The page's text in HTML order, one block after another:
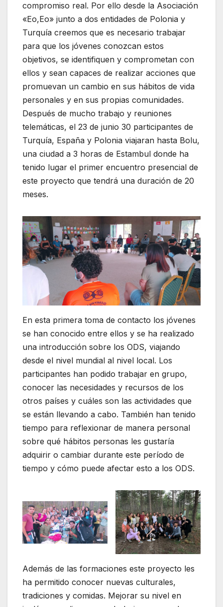
compromiso real. Por ello desde la Asociación
«Eo,Eo» junto a dos entidades de Polonia y
Turquía creemos que es necesario trabajar
para que los jóvenes conozcan estos
objetivos, se identifiquen y comprometan con
ellos y sean capaces de realizar acciones que
promuevan un cambio en sus hábitos de vida
personales y en sus propias comunidades.
Después de mucho trabajo y reuniones
telemáticas, el 23 de junio 30 participantes de
Turquía, España y Polonia viajaran hasta Bolu,
una ciudad a 3 horas de Estambul donde ha
tenido lugar el primer encuentro presencial de
este proyecto que tendrá una duración de 20
meses.
En esta primera toma de contacto los jóvenes
se han conocido entre ellos y se ha realizado
una introducción sobre los ODS, viajando
desde el nivel mundial al nivel local. Los
participantes han podido trabajar en grupo,
conocer las necesidades y recursos de los
otros países y cuáles son las actividades que
se están llevando a cabo. También han tenido
tiempo para reflexionar de manera personal
sobre qué hábitos personas les gustaría
adquirir o cambiar durante este período de
tiempo y cómo puede afectar esto a los ODS.
Además de las formaciones este proyecto les
ha permitido conocer nuevas culturales,
tradiciones y comidas. Mejorar su nivel en